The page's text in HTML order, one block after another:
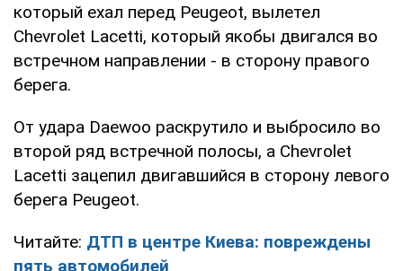
который ехал перед Peugeot, вылетел
Chevrolet Lacetti, который якобы двигался во
встречном направлении - в сторону правого
берега.
От удара Daewoo раскрутило и выбросило во
второй ряд встречной полосы, а Chevrolet
Lacetti зацепил двигавшийся в сторону левого
берега Peugeot.
Читайте: ДТП в центре Киева: повреждены
пять автомобилей